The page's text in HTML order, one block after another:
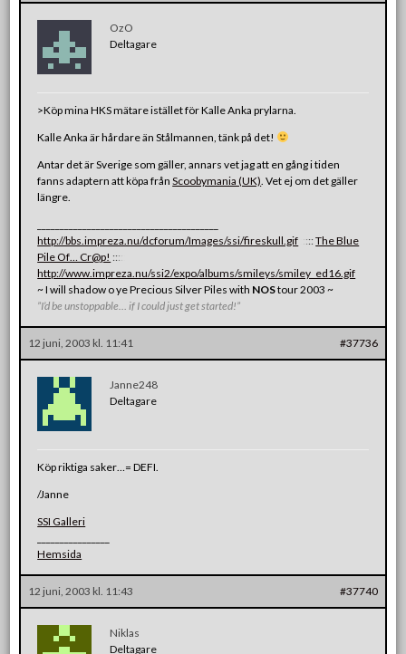
OzO
Deltagare
>Köp mina HKS mätare istället för Kalle Anka prylarna.
Kalle Anka är hårdare än Stålmannen, tänk på det!
Antar det är Sverige som gäller, annars vet jag att en gång i tiden
fanns adaptern att köpa frånScoobymania (UK) . Vet ej om det gäller
längre.
http://bbs.impreza.nu/dcforum/Images/ssi/fireskull.gif ::::The Blue
Pile Of… Cr@p! ::::
http://www.impreza.nu/ssi2/expo/albums/smileys/smiley_ed16.gif
~ I will shadow o ye Precious Silver Piles with NOStour 2003 ~
”I’d be unstoppable… if I could just get started!”
12 juni, 2003 kl. 11:41 #37736
Janne248
Deltagare
Köp riktiga saker…= DEFI.
/Janne
SSI Galleri
Hemsida
12 juni, 2003 kl. 11:43 #37740
Niklas
Deltagare